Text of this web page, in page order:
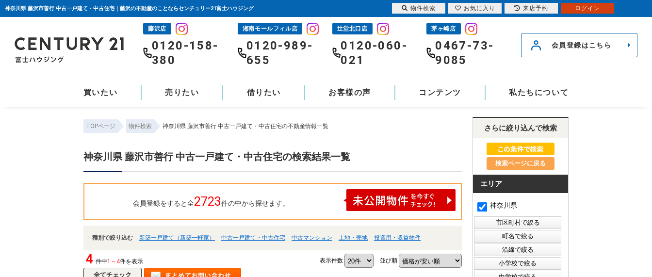
神奈川県 藤沢市善行 中古一戸建て・中古住宅｜藤沢の不動産のことならセンチュリー21富士ハウジング
藤沢店
0120-158-
380
湘南モールフィル店
0120-989-
655
辻堂北口店
0120-060-
021
茅ヶ崎店
0467-73-
9085
会員登録はこちら
買いたい 売りたい 借りたい お客様の声 コンテンツ 私たちについて
TOPページ 物件検索 神奈川県 藤沢市善行 中古一戸建て・中古住宅の不動産情報一覧
神奈川県 藤沢市善行 中古一戸建て・中古住宅の検索結果一覧
会員登録をすると全2723件の中から探せます。
種別で絞り込む 新築一戸建て（新築一軒家） 中古一戸建て・中古住宅 中古マンション 土地・売地 投資用・収益物件
4 件中1～4件を表示 表示件数 並び順
さらに絞り込んで検索
検索ページに戻る
エリア
神奈川県
物件検索 お気に入り 来店予約 ログイン